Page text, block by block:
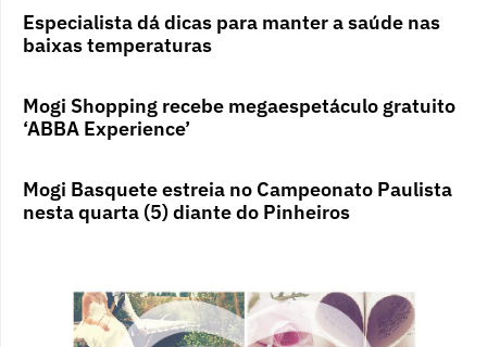
Especialista dá dicas para manter a saúde nas
baixas temperaturas
Mogi Shopping recebe megaespetáculo gratuito
‘ABBA Experience’
Mogi Basquete estreia no Campeonato Paulista
nesta quarta (5) diante do Pinheiros